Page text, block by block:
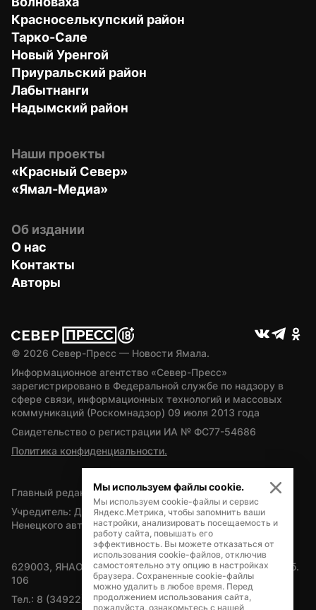
Красноселькупский район
Тарко-Сале
Новый Уренгой
Приуральский район
Лабытнанги
Надымский район
Наши проекты
«Красный Север»
«Ямал-Медиа»
Об издании
О нас
Контакты
Авторы
© 2026 Север-Пресс — Новости Ямала.
Информационное агентство «Север-Пресс»
зарегистрировано в Федеральной службе по надзору в
сфере связи, информационных технологий и массовых
коммуникаций (Роскомнадзор) 09 июля 2013 года
Свидетельство о регистрации ИА № ФС77-54686
Политика конфиденциальности.
Главный редактор — А.Л. Поздеев
Учредитель: Департамент внутренней политики Ямало-
Ненецкого автономного округа
629003, ЯНАО, Салехард, мкр. Богдана Кнунянца, д.1, каб.
106
Тел.: 8 (34922) 71262
Мы используем файлы cookie.
Мы используем cookie-файлы и сервис
Яндекс.Метрика, чтобы запомнить ваши
настройки, анализировать посещаемость и
работу сайта, повышать его
эффективность. Вы можете отказаться от
использования cookie-файлов, отключив
самостоятельно эту опцию в настройках
браузера. Сохраненные cookie-файлы
можно удалить в любое время. Перед
продолжением использования сайта,
пожалуйста, ознакомьтесь с нашей